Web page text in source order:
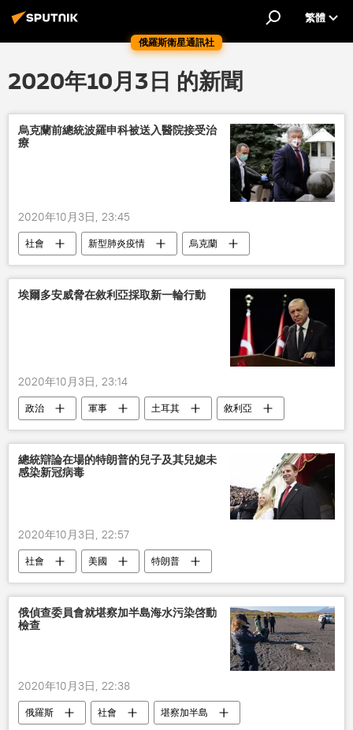
俄羅斯衛星通訊社
繁體
2020年10月3日 的新聞
烏克蘭前總統波羅申科被送入醫院接受治
療
2020年10月3日, 23:45
社會 新型肺炎疫情
烏克蘭
新冠病毒
彼得•波羅申科
埃爾多安威脅在敘利亞採取新一輪行動
2020年10月3日, 23:14
政治 軍事 土耳其
敘利亞
威脅
塔伊普•埃爾多安
總統辯論在場的特朗普的兒子及其兒媳未
感染新冠病毒
2020年10月3日, 22:57
社會 美國
特朗普
新冠病毒
兒子
俄偵查委員會就堪察加半島海水污染啓動
檢查
2020年10月3日, 22:38
俄羅斯 社會
堪察加半島